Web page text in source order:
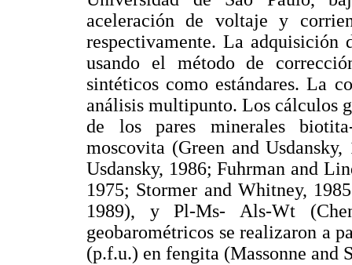
aceleración de voltaje y
respectivamente. La
usando el método de
sintéticos como estándares. La
análisis multipunto. Los cálculos
de los pares minerales
moscovita (Green and
Usdansky, 1986; Fuhrman and
1975; Stormer and Whitney,
1989), y Pl-Ms- Als-Wt
geobarométricos se realizaron a
(p.f.u.) en fengita (Massonne and